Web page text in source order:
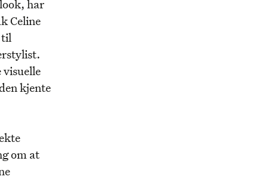
har
Celine
til
visuelle
kjente
om at